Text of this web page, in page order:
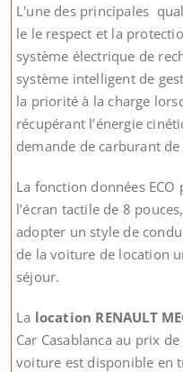
L'une des principales
le le respect et la
système électrique de
système intelligent de
la priorité à la charge
récupérant l’énergie
demande de carburant
La fonction données
l’écran tactile de 8
adopter un style de
de la voiture de location
séjour.
La location RENAULT
Car Casablanca au prix
voiture est disponible en